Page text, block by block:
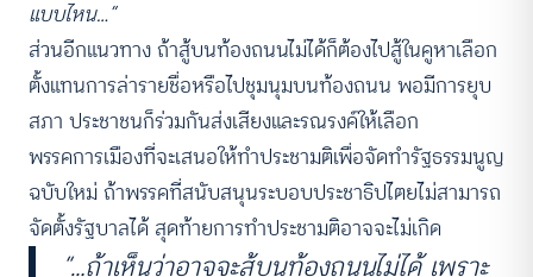
แบบไหน…”
ส่วนอีกแนวทาง ถ้าสู้บนท้องถนนไม่ได้ก็ต้องไปสู้ในคูหาเลือก
ตั้งแทนการล่ารายชื่อหรือไปชุมนุมบนท้องถนน พอมีการยุบ
สภา ประชาชนก็ร่วมกันส่งเสียงและรณรงค์ให้เลือก
พรรคการเมืองที่จะเสนอให้ทำประชามติเพื่อจัดทำรัฐธรรมนูญ
ฉบับใหม่ ถ้าพรรคที่สนับสนุนระบอบประชาธิปไตยไม่สามารถ
จัดตั้งรัฐบาลได้ สุดท้ายการทำประชามติอาจจะไม่เกิด
“…ถ้าเห็นว่าอาจจะสู้บนท้องถนนไม่ได้ เพราะ